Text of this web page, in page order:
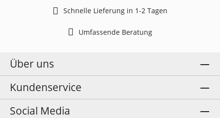
Schnelle Lieferung in 1-2 Tagen
Umfassende Beratung
Über uns
Kundenservice
Social Media